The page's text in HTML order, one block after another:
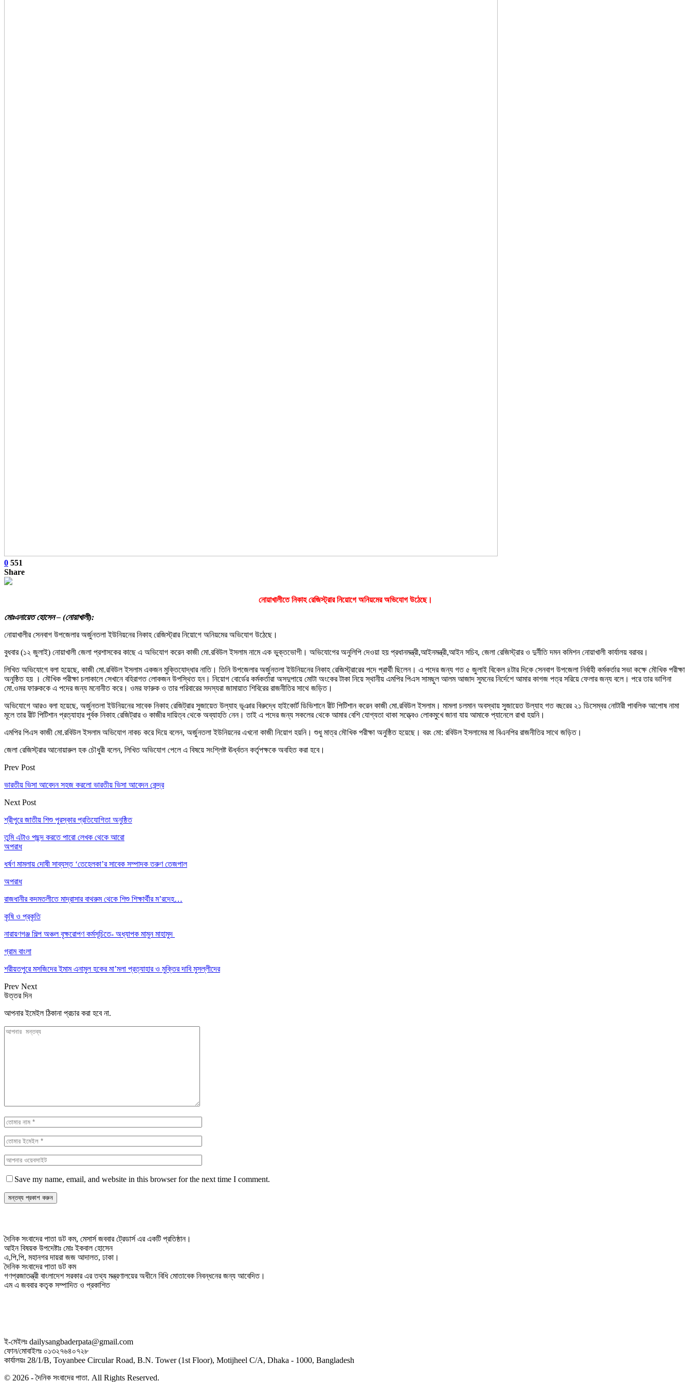
0 551
Share
নোয়াখালীতে নিকাহ রেজিস্ট্রার নিয়োগে অনিয়মের অভিযোগ উঠেছে।
মোঃএনায়েত হোসেন – (নোয়াখালী):
নোয়াখালীর সেনবাগ উপজেলার অর্জুনতলা ইউনিয়নের নিকাহ রেজিস্ট্রার নিয়োগে অনিয়মের অভিযোগ উঠেছে।
বুধবার (১২ জুলাই) নোয়াখালী জেলা প্রশাসকের কাছে এ অভিযোগ করেন কাজী মো.রবিউল ইসলাম নামে এক ভুক্তভোগী। অভিযোগের অনুলিপি দেওয়া হয় প্রধানমন্ত্রী,আইনমন্ত্রী,আইন সচিব, জেলা রেজিস্ট্রার ও দুর্নীতি দমন কমিশন নোয়াখালী কার্যালয় বরাবর।
লিখিত অভিযোগে বলা হয়েছে, কাজী মো.রবিউল ইসলাম একজন মুক্তিযোদ্ধার নাতি। তিনি উপজেলার অর্জুনতলা ইউনিয়নের নিকাহ রেজিস্ট্রারের পদে প্রার্থী ছিলেন। এ পদের জন্য গত ৫ জুলাই বিকেল ৪টার দিকে সেনবাগ উপজেলা নির্বাহী কর্মকর্তার সভা কক্ষে মৌখিক পরীক্ষা
অনুষ্ঠিত হয় । মৌখিক পরীক্ষা চলাকালে সেখানে বহিরাগত লোকজন উপস্থিত হন। নিয়োগ বোর্ডের কর্মকর্তারা অসদুপায়ে মোটা অংকের টাকা নিয়ে স্থানীয় এমপির পিএস সামছুল আলম আজাদ সুমনের নির্দেশে আমার কাগজ পত্র সরিয়ে ফেলার জন্য বলে। পরে তার ভাগিনা
মো.ওমর ফারুককে এ পদের জন্য মনোনীত করে। ওমর ফারুক ও তার পরিবারের সদস্যরা জামায়াত শিবিরের রাজনীতির সাথে জড়িত।
অভিযোগে আরও বলা হয়েছে, অর্জুনতলা ইউনিয়নের সাবেক নিকাহ রেজিট্রার সুজায়েত উল্যাহ ভূঞার বিরুদ্ধে হাইকোর্ট ডিভিশানে রীট পিটিশান করেন কাজী মো.রবিউল ইসলাম। মামলা চলমান অবস্থায় সুজায়েত উল্যাহ গত বছরের ২১ ডিসেম্বর নোটারী পাবলিক আপোষ নামা
মূলে তার রীট পিটিশান প্রত্যাহার পূর্বক নিকাহ রেজিট্রার ও কাজীর দায়িত্ব থেকে অব্যাহতি নেন। তাই এ পদের জন্য সকলের থেকে আমার বেশি যোগ্যতা থাকা সত্ত্বেও লোকমুখে জানা যায় আমাকে প্যানেলে রাখা হয়নি।
এমপির পিএস কাজী মো.রবিউল ইসলাম অভিযোগ নাকচ করে দিয়ে বলেন, অর্জুনতলা ইউনিয়নের এখনো কাজী নিয়োগ হয়নি। শুধু মাত্র মৌখিক পরীক্ষা অনুষ্ঠিত হয়েছে। বরং মো: রবিউল ইসলামের মা বিএনপির রাজনীতির সাথে জড়িত।
জেলা রেজিস্ট্রার আনোয়ারুল হক চৌধুরী বলেন, লিখিত অভিযোগ পেলে এ বিষয়ে সংশ্লিষ্ট ঊর্ধ্বতন কর্তৃপক্ষকে অবহিত করা হবে।
Prev Post
ভারতীয় ভিসা আবেদন সহজ করলো ভারতীয় ভিসা আবেদন কেন্দ্র
Next Post
শ্রীপুরে জাতীয় শিশু পুরস্কার প্রতিযোগিতা অনুষ্ঠিত
তুমি এটাও পছন্দ করতে পারো লেখক থেকে আরো
অপরাধ
ধর্ষণ মামলায় দোষী সাব্যস্ত ‘তেহেলকা’র সাবেক সম্পাদক তরুণ তেজপাল
অপরাধ
রাজধানীর কদমতলীতে মাদ্রাসার বাথরুম থেকে শিশু শিক্ষার্থীর ম’রদেহ…
কৃষি ও প্রকৃতি
নারায়ণগঞ্জ শিল্প অঞ্চল বৃক্ষরোপণ কর্মসূচিতে- অধ্যাপক মামুন মাহামুদ
গ্রাম বাংলা
শরীয়তপুরে মসজিদের ইমাম এনামুল হকের মা’মলা প্রত্যাহার ও মুক্তির দাবি মুসল্লীদের
Prev Next
উত্তর দিন
আপনার ইমেইল ঠিকানা প্রচার করা হবে না.
Save my name, email, and website in this browser for the next time I comment.
দৈনিক সংবাদের পাতা ডট কম, মেসার্স জববার ট্রেডার্স এর একটি প্রতিষ্ঠান।
আইন বিষয়ক উপদেষ্টাঃ মোঃ ইকবাল হোসেন
এ,পি,পি, মহানগর দায়রা জজ আদালত, ঢাকা।
দৈনিক সংবাদের পাতা ডট কম
গণপ্রজাতন্ত্রী বাংলাদেশ সরকার এর তথ্য মন্ত্রণালয়ের অধীনে বিধি মোতাবেক নিবন্ধনের জন্য আবেদিত।
এম এ জববার কতৃক সম্পাদিত ও প্রকাশিত
ই-মেইলঃ dailysangbaderpata@gmail.com
ফোন/মোবাইলঃ ০১৩২৭৬৪০৭২৮
কার্যালয়ঃ 28/1/B, Toyanbee Circular Road, B.N. Tower (1st Floor), Motijheel C/A, Dhaka - 1000, Bangladesh
© 2026 - দৈনিক সংবাদের পাতা. All Rights Reserved.